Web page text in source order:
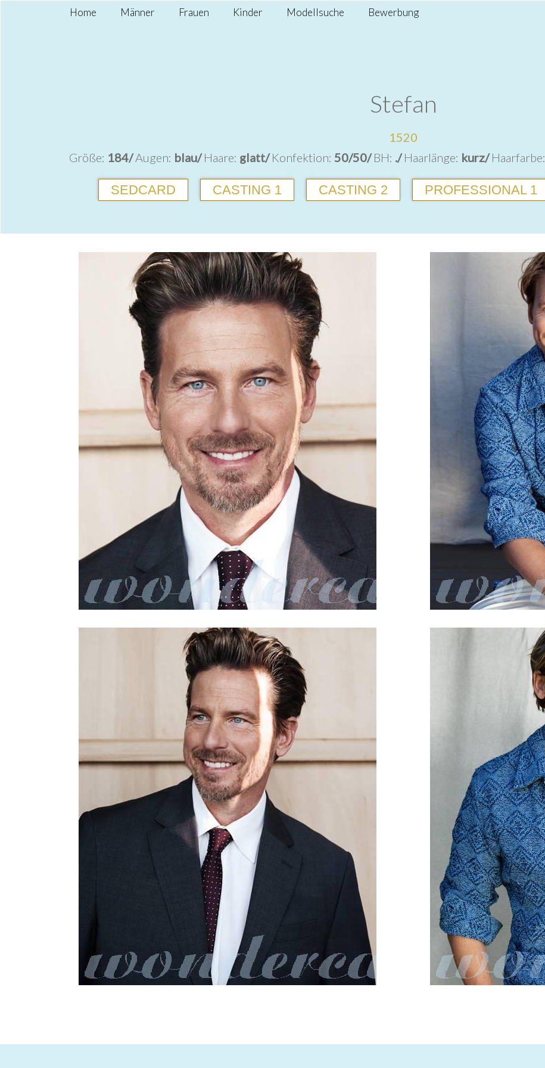
Home Männer Frauen Kinder Modellsuche Bewerbung
Stefan
1520
Größe: 184/Augen: blau/Haare: glatt/Konfektion: 50/50/BH: ./Haarlänge: kurz/Haarfarbe:
SEDCARD CASTING 1 CASTING 2 PROFESSIONAL 1